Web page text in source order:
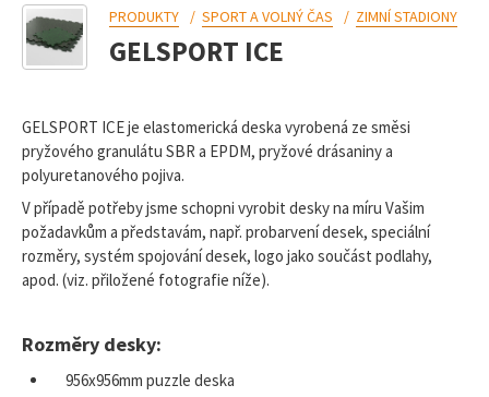
PRODUKTY SPORT A VOLNÝ ČAS ZIMNÍ STADIONY
GELSPORT ICE
GELSPORT ICE je elastomerická deska vyrobená ze směsi
pryžového granulátu SBR a EPDM, pryžové drásaniny a
polyuretanového pojiva.
V případě potřeby jsme schopni vyrobit desky na míru Vašim
požadavkům a představám, např. probarvení desek, speciální
rozměry, systém spojování desek, logo jako součást podlahy,
apod. (viz. přiložené fotografie níže).
Rozměry desky:
956x956mm puzzle deska